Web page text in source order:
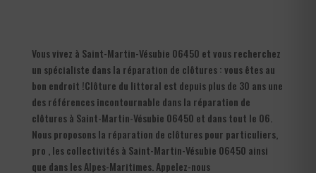
Vous vivez à Saint-Martin-Vésubie 06450 et vous recherchez
un spécialiste dans la réparation de clôtures : vous êtes au
bon endroit !Clôture du littoral est depuis plus de 30 ans une
des références incontournable dans la réparation de
clôtures à Saint-Martin-Vésubie 06450 et dans tout le 06.
Nous proposons la réparation de clôtures pour particuliers,
pro , les collectivités à Saint-Martin-Vésubie 06450 ainsi
que dans les Alpes-Maritimes. Appelez-nous